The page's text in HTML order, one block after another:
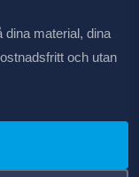
dina material, dina
och utan